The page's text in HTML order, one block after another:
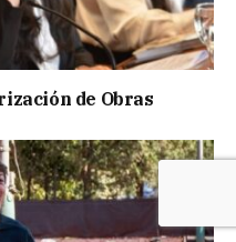
de Obras